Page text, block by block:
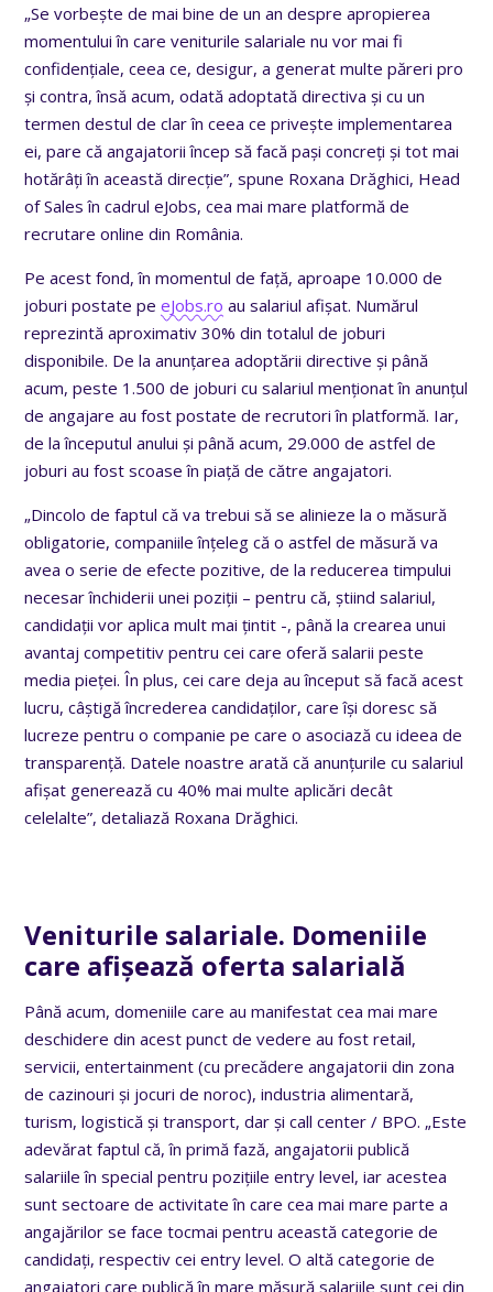
„Se vorbește de mai bine de un an despre apropierea
momentului în care veniturile salariale nu vor mai fi
confidențiale, ceea ce, desigur, a generat multe păreri pro
și contra, însă acum, odată adoptată directiva și cu un
termen destul de clar în ceea ce privește implementarea
ei, pare că angajatorii încep să facă pași concreți și tot mai
hotărâți în această direcție”, spune Roxana Drăghici, Head
of Sales în cadrul eJobs, cea mai mare platformă de
recrutare online din România.
Pe acest fond, în momentul de față, aproape 10.000 de
joburi postate peeJobs.ro au salariul afișat. Numărul
reprezintă aproximativ 30% din totalul de joburi
disponibile. De la anunțarea adoptării directive și până
acum, peste 1.500 de joburi cu salariul menționat în anunțul
de angajare au fost postate de recrutori în platformă. Iar,
de la începutul anului și până acum, 29.000 de astfel de
joburi au fost scoase în piață de către angajatori.
„Dincolo de faptul că va trebui să se alinieze la o măsură
obligatorie, companiile înțeleg că o astfel de măsură va
avea o serie de efecte pozitive, de la reducerea timpului
necesar închiderii unei poziții – pentru că, știind salariul,
candidații vor aplica mult mai țintit -, până la crearea unui
avantaj competitiv pentru cei care oferă salarii peste
media pieței. În plus, cei care deja au început să facă acest
lucru, câștigă încrederea candidaților, care își doresc să
lucreze pentru o companie pe care o asociază cu ideea de
transparență. Datele noastre arată că anunțurile cu salariul
afișat generează cu 40% mai multe aplicări decât
celelalte”, detaliază Roxana Drăghici.
Veniturile salariale. Domeniile
care afișează oferta salarială
Până acum, domeniile care au manifestat cea mai mare
deschidere din acest punct de vedere au fost retail,
servicii, entertainment (cu precădere angajatorii din zona
de cazinouri și jocuri de noroc), industria alimentară,
turism, logistică și transport, dar și call center / BPO. „Este
adevărat faptul că, în primă fază, angajatorii publică
salariile în special pentru pozițiile entry level, iar acestea
sunt sectoare de activitate în care cea mai mare parte a
angajărilor se face tocmai pentru această categorie de
candidați, respectiv cei entry level. O altă categorie de
angajatori care publică în mare măsură salariile sunt cei din